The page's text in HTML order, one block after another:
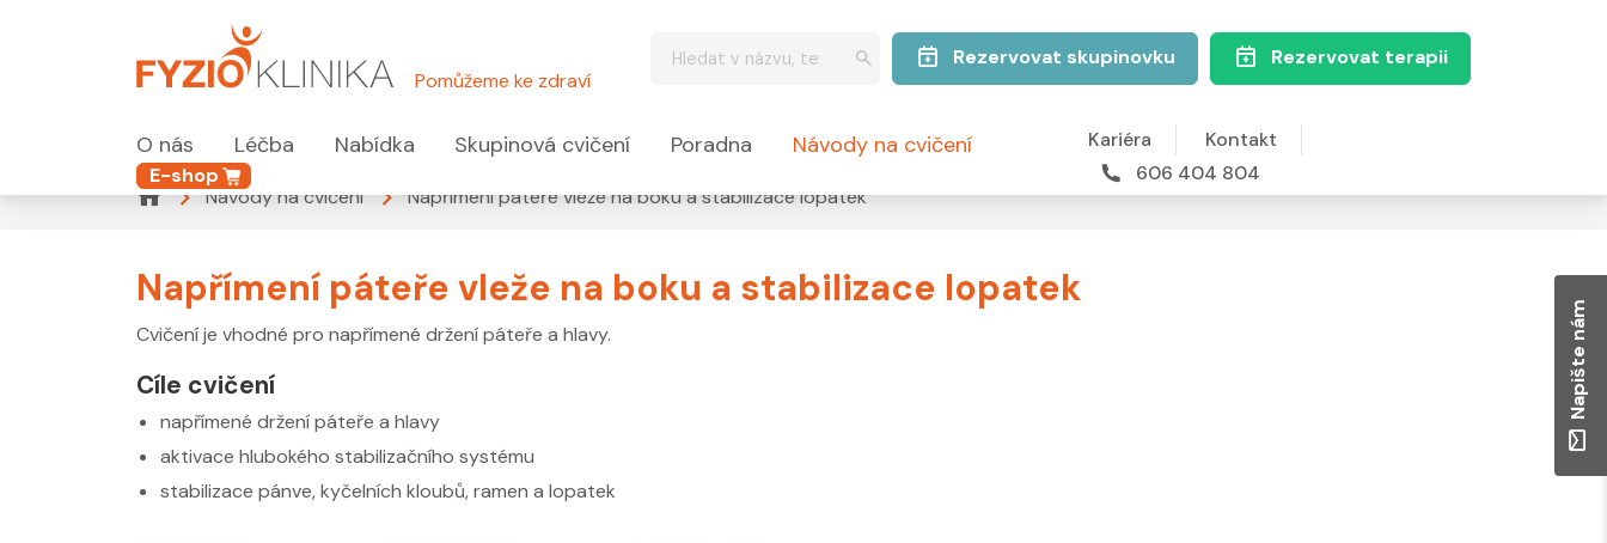
Pomůžeme ke zdraví
Rezervovat skupinovku Rezervovat terapii
O nás Léčba Nabídka Skupinová cvičení Poradna Návody na cvičení
E-shop
Kariéra
Kontakt
606 404 804
Návody na cvičení
Napřímení páteře vleže na boku a stabilizace lopatek
Napřímení páteře vleže na boku a stabilizace lopatek
Cvičení je vhodné pro napřímené držení páteře a hlavy.
Cíle cvičení
napřímené držení páteře a hlavy
aktivace hlubokého stabilizačního systému
stabilizace pánve, kyčelních kloubů, ramen a lopatek
Napište nám